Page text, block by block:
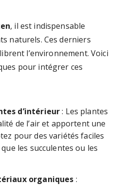
, il est indispensable
naturels. Ces derniers
l’environnement. Voici
pour intégrer ces
d’intérieur: Les plantes
de l’air et apportent une
pour des variétés faciles
les succulentes ou les
organiques :